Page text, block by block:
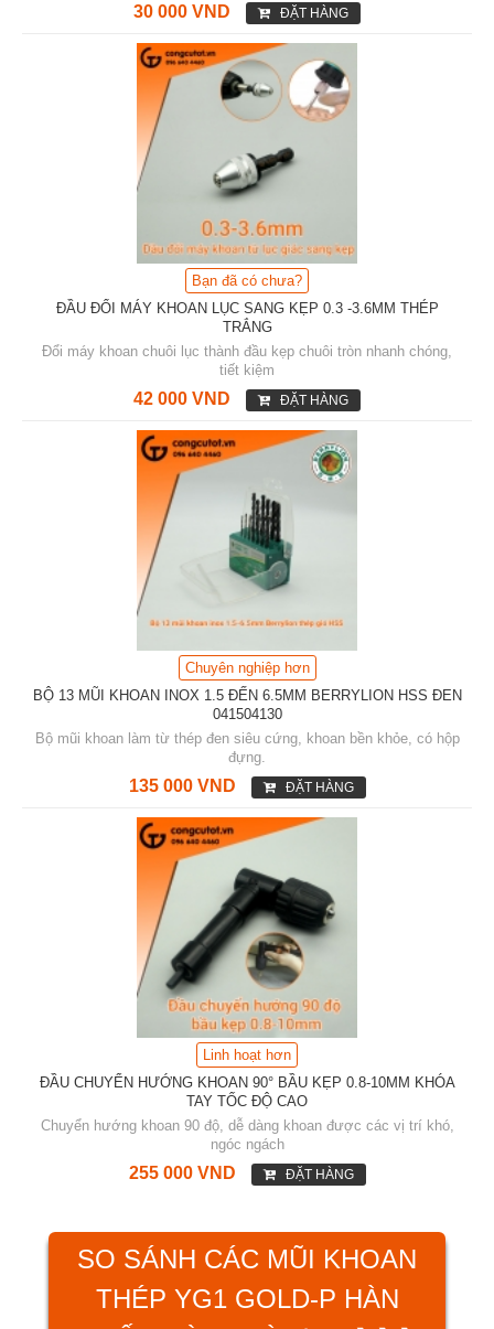
30 000 VND ĐẶT HÀNG
Bạn đã có chưa?
ĐẦU ĐỔI MÁY KHOAN LỤC SANG KẸP 0.3 -3.6MM THÉP
TRẮNG
Đổi máy khoan chuôi lục thành đầu kẹp chuôi tròn nhanh chóng,
tiết kiệm
42 000 VND ĐẶT HÀNG
Chuyên nghiệp hơn
BỘ 13 MŨI KHOAN INOX 1.5 ĐẾN 6.5MM BERRYLION HSS ĐEN
041504130
Bộ mũi khoan làm từ thép đen siêu cứng, khoan bền khỏe, có hộp
đựng.
135 000 VND ĐẶT HÀNG
Linh hoạt hơn
ĐẦU CHUYỂN HƯỚNG KHOAN 90° BẦU KẸP 0.8-10MM KHÓA
TAY TỐC ĐỘ CAO
Chuyển hướng khoan 90 độ, dễ dàng khoan được các vị trí khó,
ngóc ngách
255 000 VND ĐẶT HÀNG
SO SÁNH CÁC MŨI KHOAN
THÉP YG1 GOLD-P HÀN